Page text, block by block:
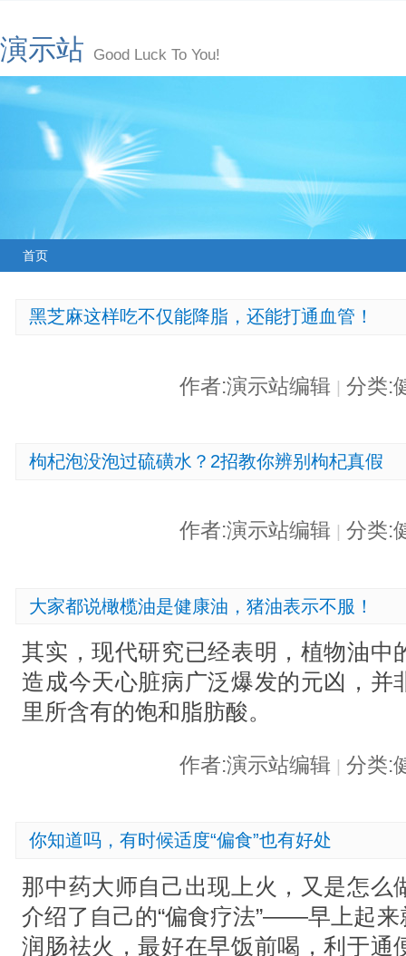
演示站 Good Luck To You!
首页
黑芝麻这样吃不仅能降脂，还能打通血管！
作者:演示站编辑 分类:
枸杞泡没泡过硫磺水？2招教你辨别枸杞真假
作者:演示站编辑 分类:
大家都说橄榄油是健康油，猪油表示不服！
其实，现代研究已经表明，植物油中
造成今天心脏病广泛爆发的元凶，并
里所含有的饱和脂肪酸。
作者:演示站编辑 分类:
你知道吗，有时候适度“偏食”也有好处
那中药大师自己出现上火，又是怎么
介绍了自己的“偏食疗法”――早上起来
润肠祛火，最好在早饭前喝，利于通